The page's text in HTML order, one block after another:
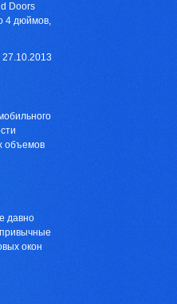
Doors
4 дюймов,
27.10.2013
объемов
давно
окон